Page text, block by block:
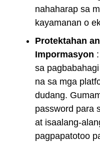
nahaharap sa
kayamanan o
Protektahan
Impormasyon
sa
na sa mga
dudang.
password para
at isaalang-
pagpapatotoo